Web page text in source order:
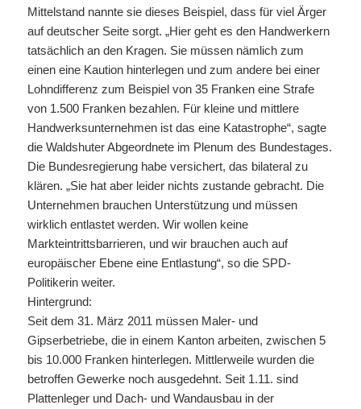
Mittelstand nannte sie dieses Beispiel, dass für viel Ärger
auf deutscher Seite sorgt. „Hier geht es den Handwerkern
tatsächlich an den Kragen. Sie müssen nämlich zum
einen eine Kaution hinterlegen und zum andere bei einer
Lohndifferenz zum Beispiel von 35 Franken eine Strafe
von 1.500 Franken bezahlen. Für kleine und mittlere
Handwerksunternehmen ist das eine Katastrophe“, sagte
die Waldshuter Abgeordnete im Plenum des Bundestages.
Die Bundesregierung habe versichert, das bilateral zu
klären. „Sie hat aber leider nichts zustande gebracht. Die
Unternehmen brauchen Unterstützung und müssen
wirklich entlastet werden. Wir wollen keine
Markteintrittsbarrieren, und wir brauchen auch auf
europäischer Ebene eine Entlastung“, so die SPD-
Politikerin weiter.
Hintergrund:
Seit dem 31. März 2011 müssen Maler- und
Gipserbetriebe, die in einem Kanton arbeiten, zwischen 5
bis 10.000 Franken hinterlegen. Mittlerweile wurden die
betroffen Gewerke noch ausgedehnt. Seit 1.11. sind
Plattenleger und Dach- und Wandausbau in der